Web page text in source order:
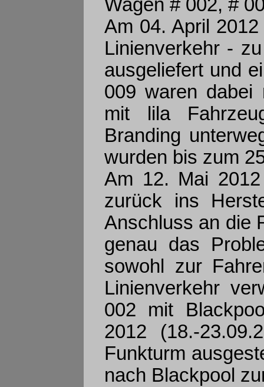
Wagen # 002, #
Am 04. April
Linienverkehr -
ausgeliefert und
009 waren dabei
mit lila
Branding
wurden bis zum
Am 12. Mai
zurück ins
Anschluss an die
genau das
sowohl zur
Linienverkehr
002 mit
2012 (18.-
Funkturm
nach Blackpool